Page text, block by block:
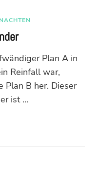
Plan A in
Reinfall war,
Plan B her. Dieser
ist …